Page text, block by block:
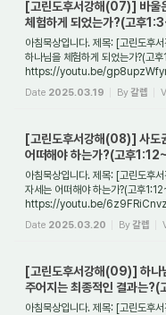
[고린도후서강해(07)] 바울
체험하게 되었는가?(고
아침묵상입니다. 제목: [고린도후
하나님을 체험하게 되었는가?(고
https://youtu.be/gp8upzWfyns
해명과 변호이다. 그러나 사...
Date 2025.03.19 By갈렙
[고린도후서강해(08)] 사도
어떠해야 하는가?(고후
아침묵상입니다. 제목: [고린도후
자세는 어떠해야 하는가?(고후
https://youtu.be/6z9FRiCnvzU
그도 두렵고 떨었던 적...
Date 2025.03.20 By갈렙
[고린도후서강해(09)] 하나
주어지는 최종적인 결과
아침묵상입니다. 제목: [고린도후